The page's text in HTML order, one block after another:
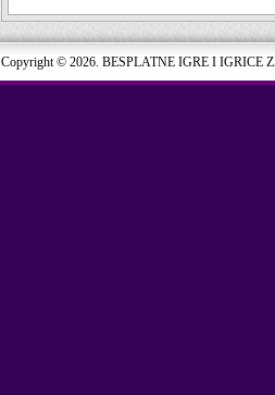
Copyright © 2026. BESPLATNE IGRE I IGRICE